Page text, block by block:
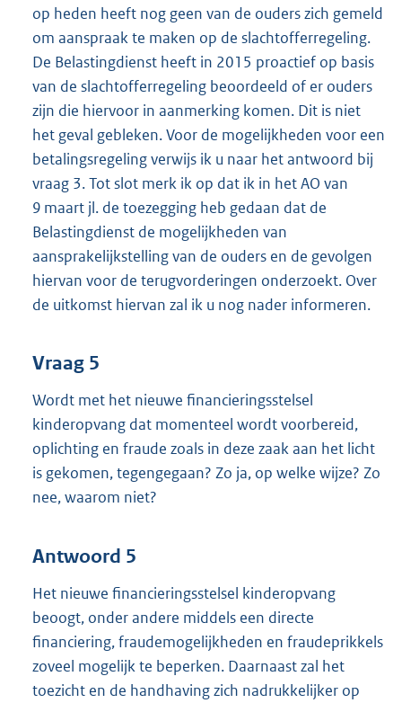
op heden heeft nog geen van de ouders zich gemeld
om aanspraak te maken op de slachtofferregeling.
De Belastingdienst heeft in 2015 proactief op basis
van de slachtofferregeling beoordeeld of er ouders
zijn die hiervoor in aanmerking komen. Dit is niet
het geval gebleken. Voor de mogelijkheden voor een
betalingsregeling verwijs ik u naar het antwoord bij
vraag 3. Tot slot merk ik op dat ik in het AO van
9 maart jl. de toezegging heb gedaan dat de
Belastingdienst de mogelijkheden van
aansprakelijkstelling van de ouders en de gevolgen
hiervan voor de terugvorderingen onderzoekt. Over
de uitkomst hiervan zal ik u nog nader informeren.
Vraag 5
Wordt met het nieuwe financieringsstelsel
kinderopvang dat momenteel wordt voorbereid,
oplichting en fraude zoals in deze zaak aan het licht
is gekomen, tegengegaan? Zo ja, op welke wijze? Zo
nee, waarom niet?
Antwoord 5
Het nieuwe financieringsstelsel kinderopvang
beoogt, onder andere middels een directe
financiering, fraudemogelijkheden en fraudeprikkels
zoveel mogelijk te beperken. Daarnaast zal het
toezicht en de handhaving zich nadrukkelijker op